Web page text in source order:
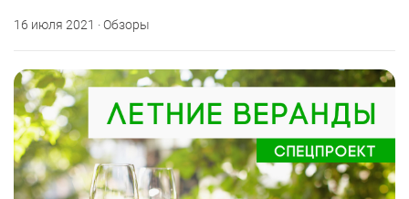
16 июля 2021 · Обзоры